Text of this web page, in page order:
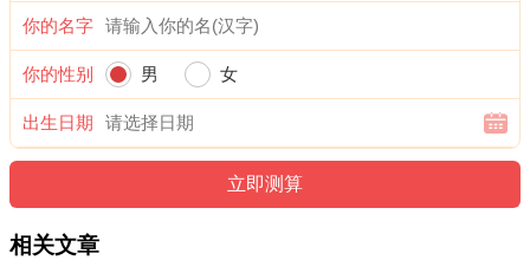
你的名字
你的性别 男 女
出生日期
相关文章